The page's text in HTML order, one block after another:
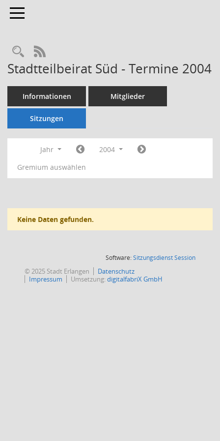
Toggle navigation
Rechercheauswahl
RSS-Feed
Stadtteilbeirat Süd - Termine 2004
Informationen Mitglieder
Sitzungen
Jahr
2004
Gremium auswählen
Keine Daten gefunden.
Software:SitzungsdienstSession(Wird in
© 2025 Stadt Erlangen
Datenschutz
Impressum
Umsetzung:digitalfabriX GmbH